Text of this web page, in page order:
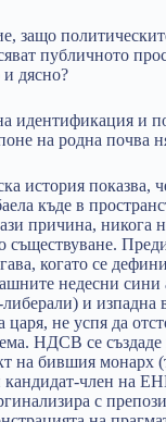
защо
публичното
и дясно?
идентификация и
на родна почва
история показва,
къде в
причина, никога
съществуване.
когато се
недесни сини
и изпадна в
царя, не успя да
НДСВ се създаде
на бившия монарх
кандидат-член на
с